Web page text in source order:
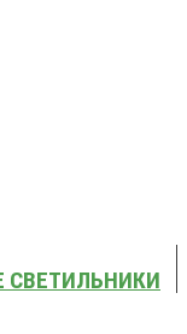
СВЕТИЛЬНИКИ